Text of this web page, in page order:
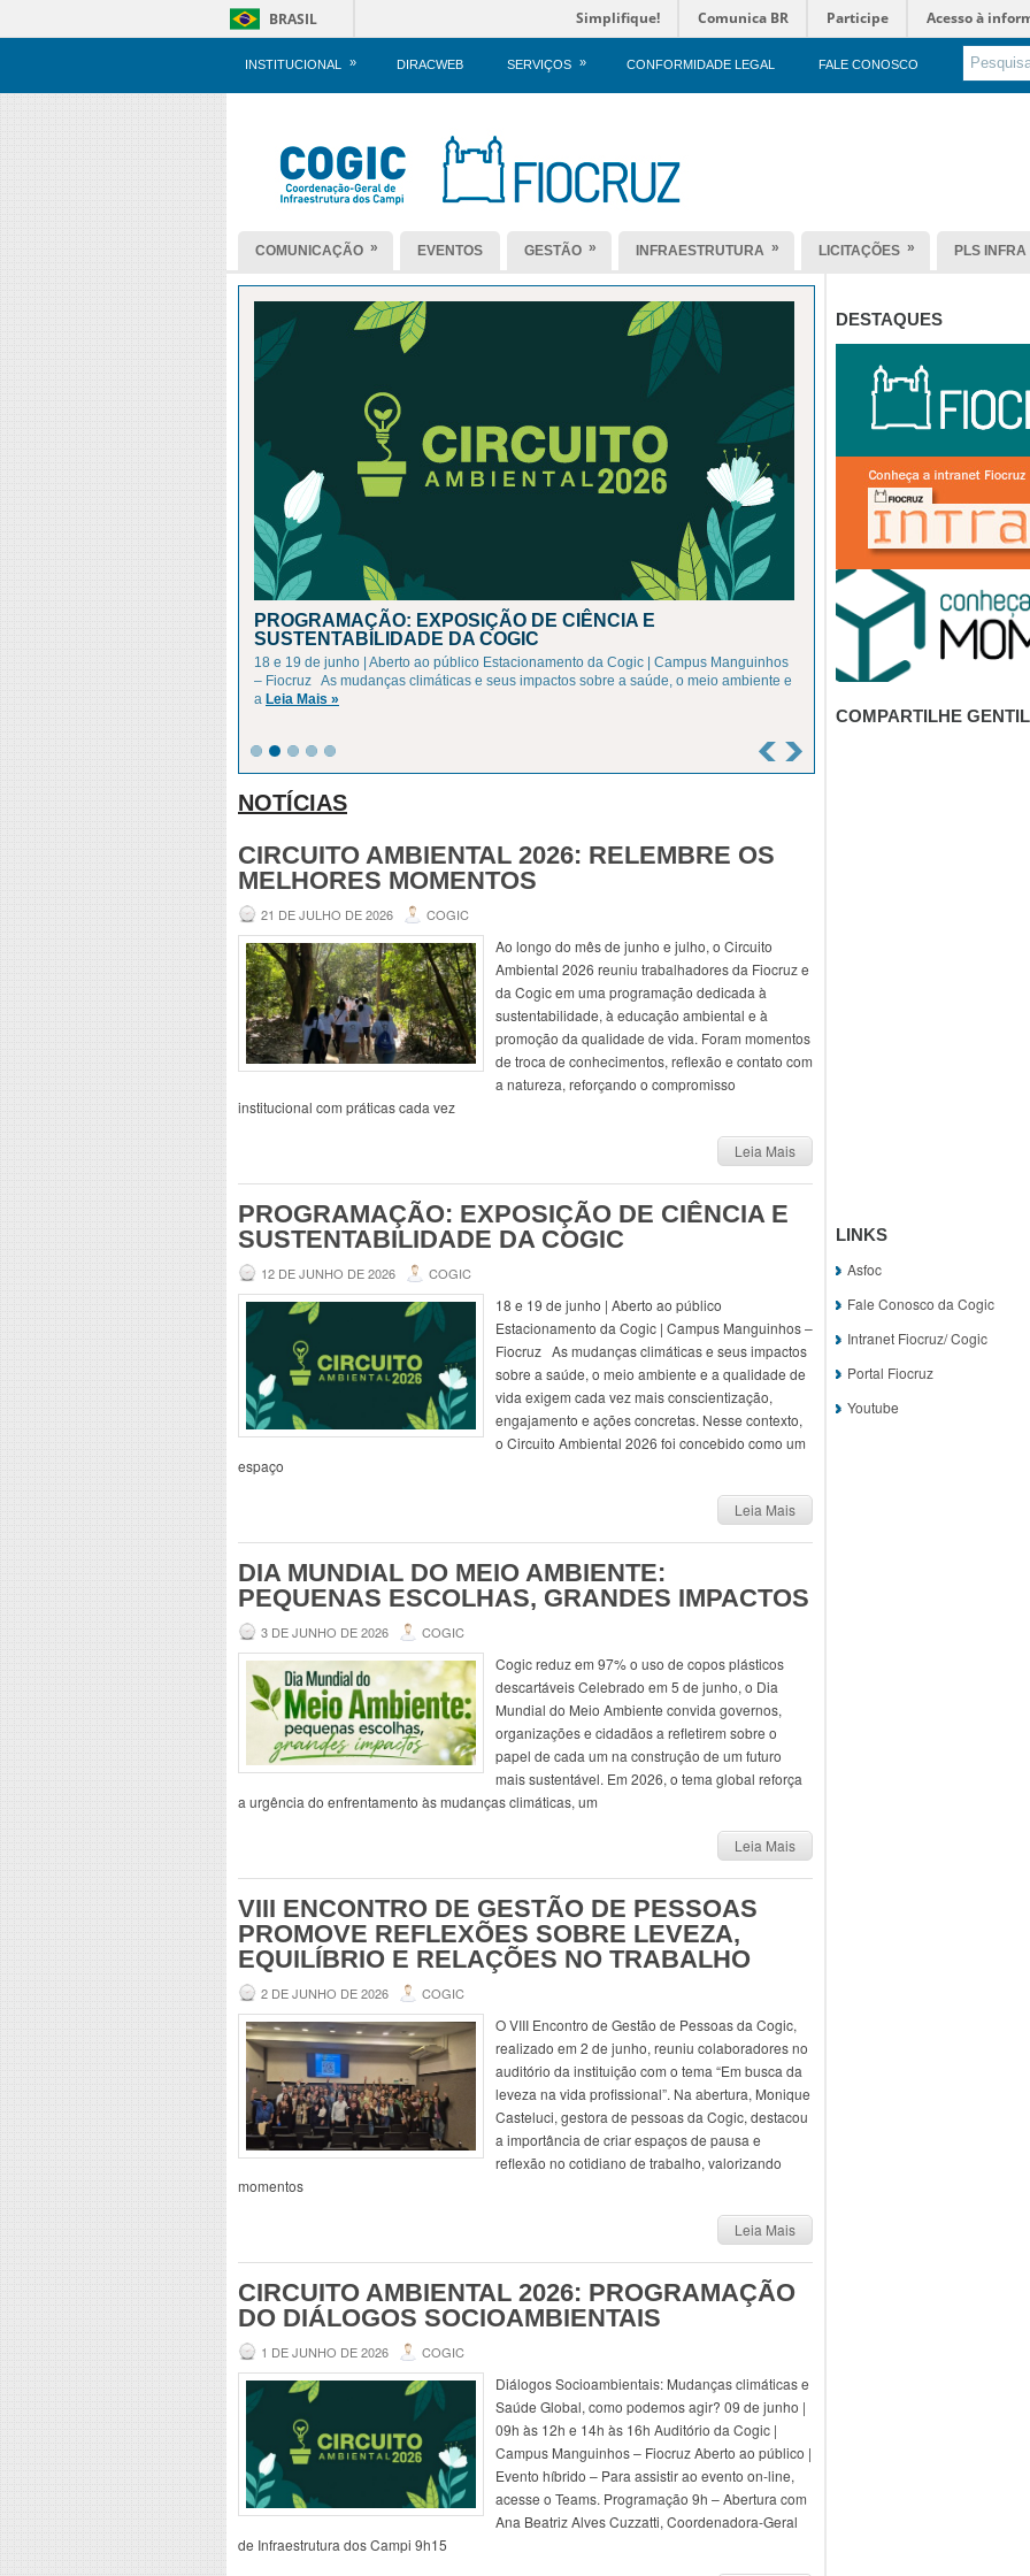
BRASIL Simplifique! Comunica BR Participe Acesso à
INSTITUCIONAL » DIRACWEB SERVIÇOS » CONFORMIDADE LEGAL FALE CONOSCO
COMUNICAÇÃO » EVENTOS GESTÃO » INFRAESTRUTURA » LICITAÇÕES » PLS INFRA
PROGRAMAÇÃO: EXPOSIÇÃO DE CIÊNCIA E
SUSTENTABILIDADE DA COGIC
18 e 19 de junho | Aberto ao público Estacionamento da Cogic | Campus Manguinhos
– Fiocruz As mudanças climáticas e seus impactos sobre a saúde, o meio ambiente e
a Leia Mais »
NOTÍCIAS
CIRCUITO AMBIENTAL 2026: RELEMBRE OS
MELHORES MOMENTOS
21 DE JULHO DE 2026 COGIC
Ao longo do mês de junho e julho, o Circuito
Ambiental 2026 reuniu trabalhadores da Fiocruz e
da Cogic em uma programação dedicada à
sustentabilidade, à educação ambiental e à
promoção da qualidade de vida. Foram momentos
de troca de conhecimentos, reflexão e contato com
a natureza, reforçando o compromisso
institucional com práticas cada vez
Leia Mais
PROGRAMAÇÃO: EXPOSIÇÃO DE CIÊNCIA E
SUSTENTABILIDADE DA COGIC
12 DE JUNHO DE 2026 COGIC
18 e 19 de junho | Aberto ao público
Estacionamento da Cogic | Campus Manguinhos –
Fiocruz As mudanças climáticas e seus impactos
sobre a saúde, o meio ambiente e a qualidade de
vida exigem cada vez mais conscientização,
engajamento e ações concretas. Nesse contexto,
o Circuito Ambiental 2026 foi concebido como um
espaço
Leia Mais
DIA MUNDIAL DO MEIO AMBIENTE:
PEQUENAS ESCOLHAS, GRANDES IMPACTOS
3 DE JUNHO DE 2026 COGIC
Cogic reduz em 97% o uso de copos plásticos
descartáveis Celebrado em 5 de junho, o Dia
Mundial do Meio Ambiente convida governos,
organizações e cidadãos a refletirem sobre o
papel de cada um na construção de um futuro
mais sustentável. Em 2026, o tema global reforça
a urgência do enfrentamento às mudanças climáticas, um
Leia Mais
VIII ENCONTRO DE GESTÃO DE PESSOAS
PROMOVE REFLEXÕES SOBRE LEVEZA,
EQUILÍBRIO E RELAÇÕES NO TRABALHO
2 DE JUNHO DE 2026 COGIC
O VIII Encontro de Gestão de Pessoas da Cogic,
realizado em 2 de junho, reuniu colaboradores no
auditório da instituição com o tema “Em busca da
leveza na vida profissional”. Na abertura, Monique
Casteluci, gestora de pessoas da Cogic, destacou
a importância de criar espaços de pausa e
reflexão no cotidiano de trabalho, valorizando
momentos
Leia Mais
CIRCUITO AMBIENTAL 2026: PROGRAMAÇÃO
DO DIÁLOGOS SOCIOAMBIENTAIS
1 DE JUNHO DE 2026 COGIC
Diálogos Socioambientais: Mudanças climáticas e
Saúde Global, como podemos agir? 09 de junho |
09h às 12h e 14h às 16h Auditório da Cogic |
Campus Manguinhos – Fiocruz Aberto ao público |
Evento híbrido – Para assistir ao evento on-line,
acesse o Teams. Programação 9h – Abertura com
Ana Beatriz Alves Cuzzatti, Coordenadora-Geral
de Infraestrutura dos Campi 9h15
DESTAQUES
COMPARTILHE
LINKS
Asfoc
Fale Conosco da Cogic
Intranet Fiocruz/ Cogic
Portal Fiocruz
Youtube